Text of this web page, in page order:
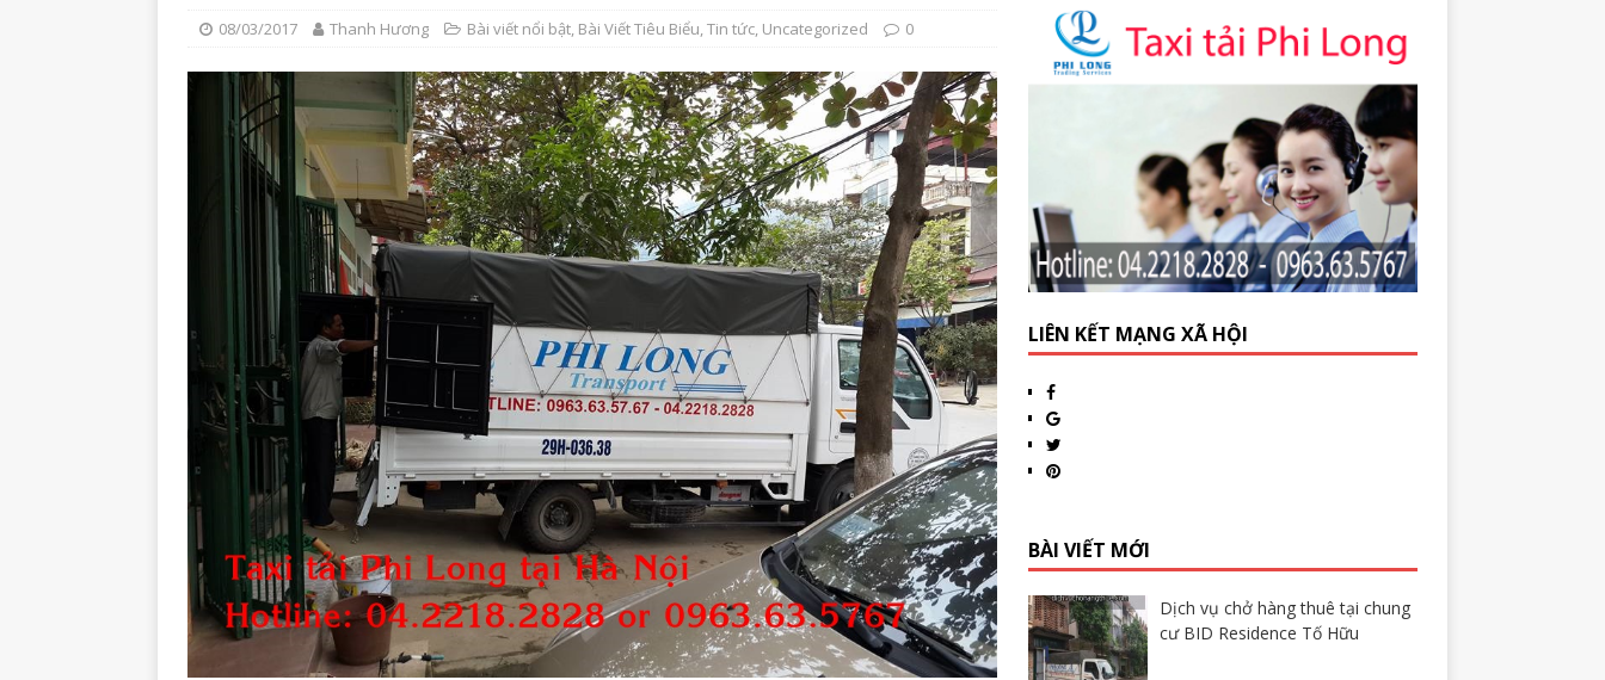
08/03/2017 Thanh Hương Bài viết nổi bật, Bài Viết Tiêu Biểu,Tin tức, Uncategorized 0
LIÊN KẾT MẠNG XÃ HỘI
BÀI VIẾT MỚI
Dịch vụ chở hàng thuê tại chung
cư BID Residence Tố Hữu